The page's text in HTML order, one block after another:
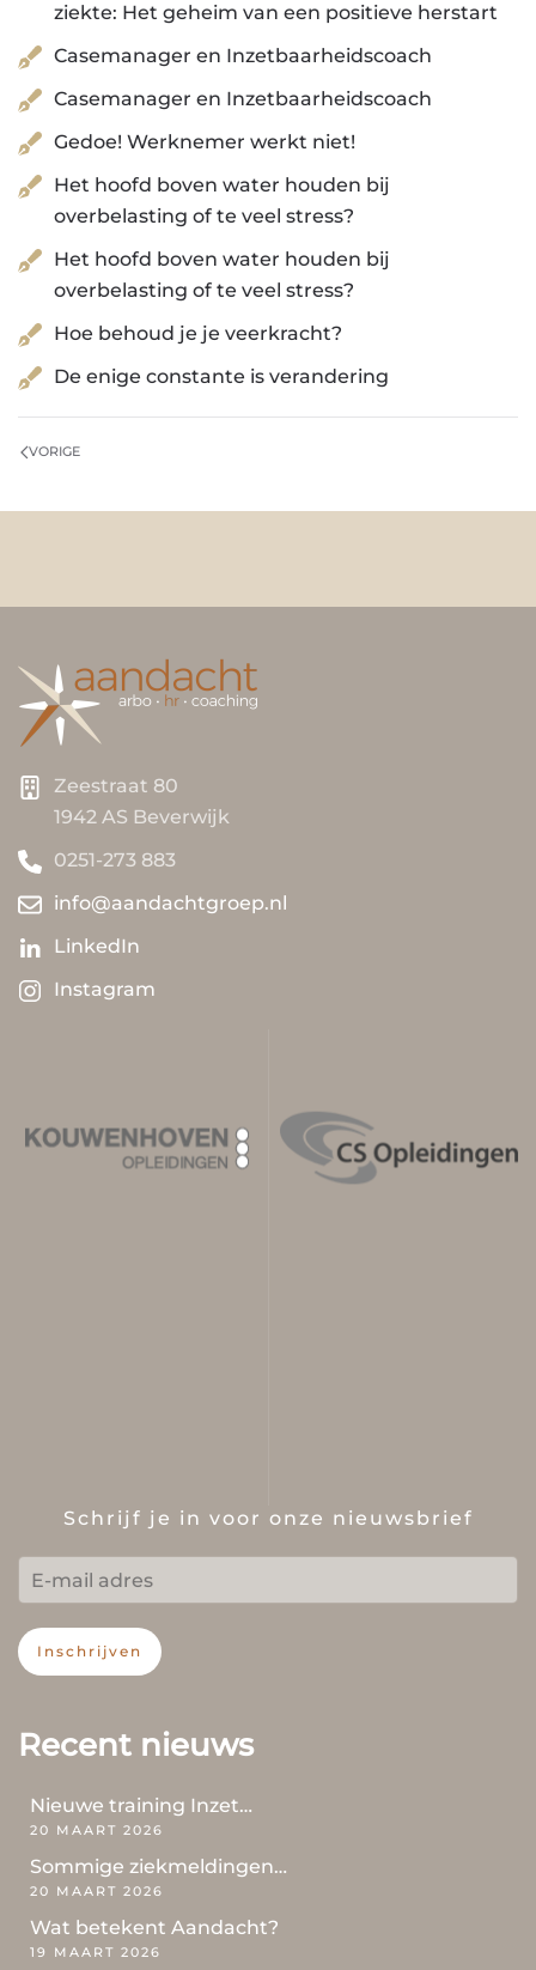
ziekte: Het geheim van een positieve herstart
Casemanager en Inzetbaarheidscoach
Casemanager en Inzetbaarheidscoach
Gedoe! Werknemer werkt niet!
Het hoofd boven water houden bij
overbelasting of te veel stress?
Het hoofd boven water houden bij
overbelasting of te veel stress?
Hoe behoud je je veerkracht?
De enige constante is verandering
VORIGE
Zeestraat 80
1942 AS Beverwijk
0251-273 883
info@aandachtgroep.nl
LinkedIn
Instagram
Schrijf je in voor onze nieuwsbrief
Inschrijven
Recent nieuws
Nieuwe training Inzet…
20 MAART 2026
Sommige ziekmeldingen…
20 MAART 2026
Wat betekent Aandacht?
19 MAART 2026